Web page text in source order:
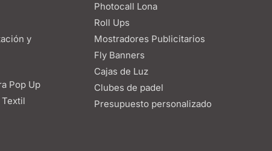
y
Pop Up
Photocall Lona
Roll Ups
Mostradores Publicitarios
Fly Banners
Cajas de Luz
Clubes de padel
Presupuesto personalizado